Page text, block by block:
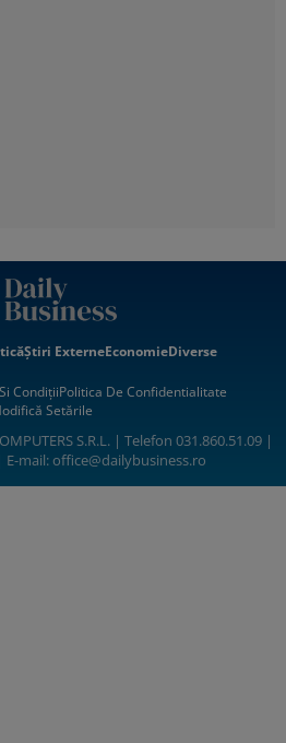
Știri ExterneEconomieDiverse
CondițiiPolitica De Confidentialitate
Setările
S.R.L. | Telefon 031.860.51.09 |
E-mail:office@dailybusiness.ro